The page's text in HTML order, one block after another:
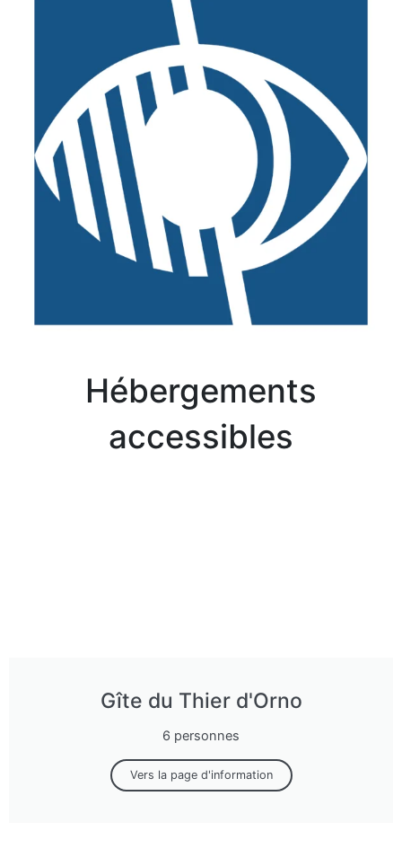
Hébergements
accessibles
Gîte du Thier d'Orno
6 personnes
Vers la page d'information